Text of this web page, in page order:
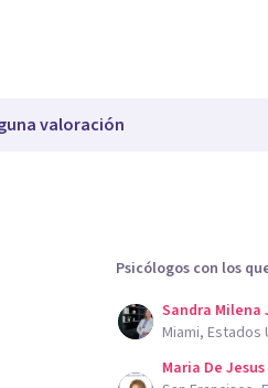
valoración
Psicólogos con los
Sandra Milena
Miami, Estados
Maria De